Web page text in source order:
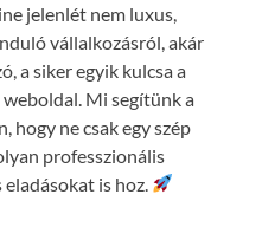
jelenlét nem luxus,
vállalkozásról, akár
a siker egyik kulcsa a
Mi segítünk a
hogy ne csak egy szép
professzionális
is hoz.